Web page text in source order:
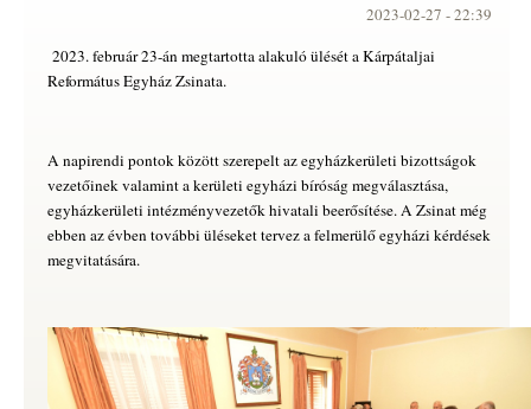
2023-02-27 -22:39
2023. február 23-án megtartotta alakuló ülését a Kárpátaljai
Református Egyház Zsinata.
A napirendi pontok között szerepelt az egyházkerületi bizottságok
vezetőinek valamint a kerületi egyházi bíróság megválasztása,
egyházkerületi intézményvezetők hivatali beerősítése. A Zsinat még
ebben az évben további üléseket tervez a felmerülő egyházi kérdések
megvitatására.